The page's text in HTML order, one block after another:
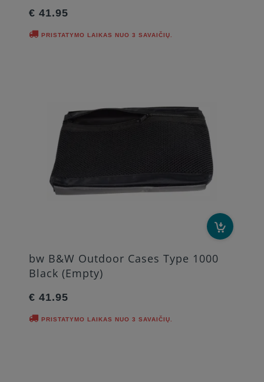
€ 41.95
PRISTATYMO LAIKAS NUO 3 SAVAIČIŲ.
bw B&W Outdoor Cases Type 1000
Black (Empty)
€ 41.95
PRISTATYMO LAIKAS NUO 3 SAVAIČIŲ.